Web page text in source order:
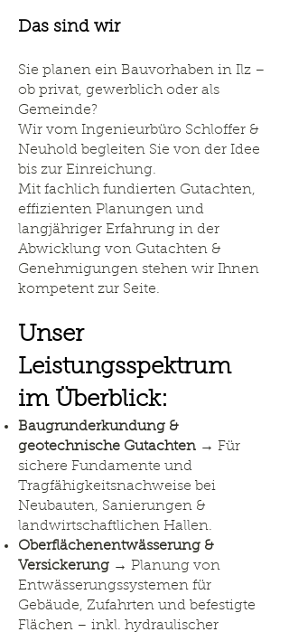
Das sind wir
Sie planen ein Bauvorhaben in Ilz –
ob privat, gewerblich oder als
Gemeinde?
Wir vom Ingenieurbüro Schloffer &
Neuhold begleiten Sie von der Idee
bis zur Einreichung.
Mit fachlich fundierten Gutachten,
effizienten Planungen und
langjähriger Erfahrung in der
Abwicklung von Gutachten &
Genehmigungen stehen wir Ihnen
kompetent zur Seite.
Unser
Leistungsspektrum
im Überblick:
Baugrunderkundung &
geotechnische Gutachten → Für
sichere Fundamente und
Tragfähigkeitsnachweise bei
Neubauten, Sanierungen &
landwirtschaftlichen Hallen.
Oberflächenentwässerung &
Versickerung → Planung von
Entwässerungssystemen für
Gebäude, Zufahrten und befestigte
Flächen – inkl. hydraulischer